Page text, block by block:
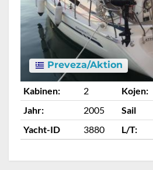
Preveza/Aktion
Kabinen: 2 Kojen:
Jahr:
2005 Sail
Yacht-ID
3880 L/T: